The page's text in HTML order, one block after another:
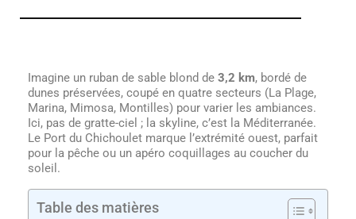
Imagine un ruban de sable blond de 3,2 km, bordé de
dunes préservées, coupé en quatre secteurs (La Plage,
Marina, Mimosa, Montilles) pour varier les ambiances.
Ici, pas de gratte-ciel ; la skyline, c’est la Méditerranée.
Le Port du Chichoulet marque l’extrémité ouest, parfait
pour la pêche ou un apéro coquillages au coucher du
soleil.
Table des matières